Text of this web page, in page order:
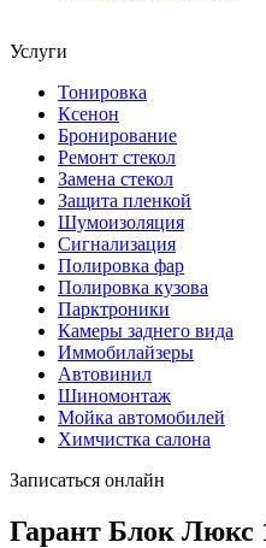
Услуги
Тонировка
Ксенон
Бронирование
Ремонт стекол
Замена стекол
Защита пленкой
Шумоизоляция
Сигнализация
Полировка фар
Полировка кузова
Парктроники
Камеры заднего вида
Иммобилайзеры
Автовинил
Шиномонтаж
Мойка автомобилей
Химчистка салона
Записаться онлайн
Гарант Блок Люкс